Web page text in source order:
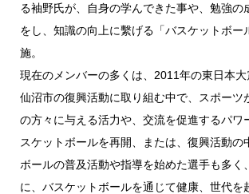
る袖野氏が、自身の学んできた事や、勉強の
をし、知識の向上に繫げる「バスケットボー
施。
現在のメンバーの多くは、2011年の東日本
仙沼市の復興活動に取り組む中で、スポーツ
の方々に与える活力や、交流を促進するパワ
スケットボールを再開、または、復興活動の
ボールの普及活動や指導を始めた選手も多く
に、バスケットボールを通じて健康、世代を